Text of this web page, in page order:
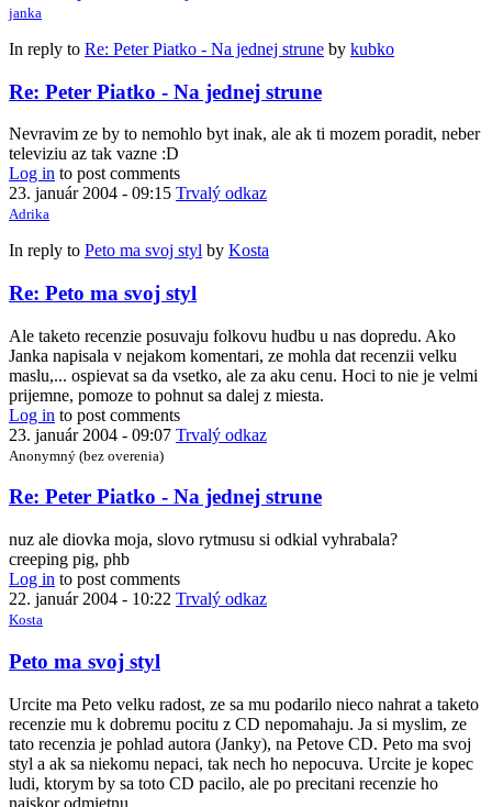
janka
In reply to Re: Peter Piatko - Na jednej strune by kubko
Re: Peter Piatko - Na jednej strune
Nevravim ze by to nemohlo byt inak, ale ak ti mozem poradit, neber
televiziu az tak vazne :D
Log in to post comments
23. január 2004 - 09:15 Trvalý odkaz
Adrika
In reply to Peto ma svoj styl by Kosta
Re: Peto ma svoj styl
Ale taketo recenzie posuvaju folkovu hudbu u nas dopredu. Ako
Janka napisala v nejakom komentari, ze mohla dat recenzii velku
maslu,... ospievat sa da vsetko, ale za aku cenu. Hoci to nie je velmi
prijemne, pomoze to pohnut sa dalej z miesta.
Log in to post comments
23. január 2004 - 09:07 Trvalý odkaz
Anonymný (bez overenia)
Re: Peter Piatko - Na jednej strune
nuz ale diovka moja, slovo rytmusu si odkial vyhrabala?
creeping pig, phb
Log in to post comments
22. január 2004 - 10:22 Trvalý odkaz
Kosta
Peto ma svoj styl
Urcite ma Peto velku radost, ze sa mu podarilo nieco nahrat a taketo
recenzie mu k dobremu pocitu z CD nepomahaju. Ja si myslim, ze
tato recenzia je pohlad autora (Janky), na Petove CD. Peto ma svoj
styl a ak sa niekomu nepaci, tak nech ho nepocuva. Urcite je kopec
ludi, ktorym by sa toto CD pacilo, ale po precitani recenzie ho
najskor odmietnu.